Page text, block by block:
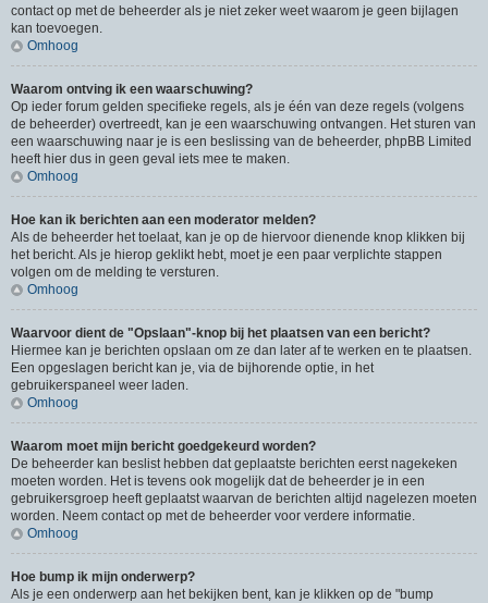
contact op met de beheerder als je niet zeker weet waarom je geen bijlagen
kan toevoegen.
Omhoog
Waarom ontving ik een waarschuwing?
Op ieder forum gelden specifieke regels, als je één van deze regels (volgens
de beheerder) overtreedt, kan je een waarschuwing ontvangen. Het sturen van
een waarschuwing naar je is een beslissing van de beheerder, phpBB Limited
heeft hier dus in geen geval iets mee te maken.
Omhoog
Hoe kan ik berichten aan een moderator melden?
Als de beheerder het toelaat, kan je op de hiervoor dienende knop klikken bij
het bericht. Als je hierop geklikt hebt, moet je een paar verplichte stappen
volgen om de melding te versturen.
Omhoog
Waarvoor dient de "Opslaan"-knop bij het plaatsen van een bericht?
Hiermee kan je berichten opslaan om ze dan later af te werken en te plaatsen.
Een opgeslagen bericht kan je, via de bijhorende optie, in het
gebruikerspaneel weer laden.
Omhoog
Waarom moet mijn bericht goedgekeurd worden?
De beheerder kan beslist hebben dat geplaatste berichten eerst nagekeken
moeten worden. Het is tevens ook mogelijk dat de beheerder je in een
gebruikersgroep heeft geplaatst waarvan de berichten altijd nagelezen moeten
worden. Neem contact op met de beheerder voor verdere informatie.
Omhoog
Hoe bump ik mijn onderwerp?
Als je een onderwerp aan het bekijken bent, kan je klikken op de "bump